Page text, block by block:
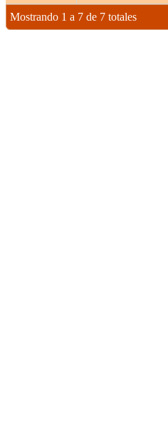
Mostrando 1 a 7 de 7 totales